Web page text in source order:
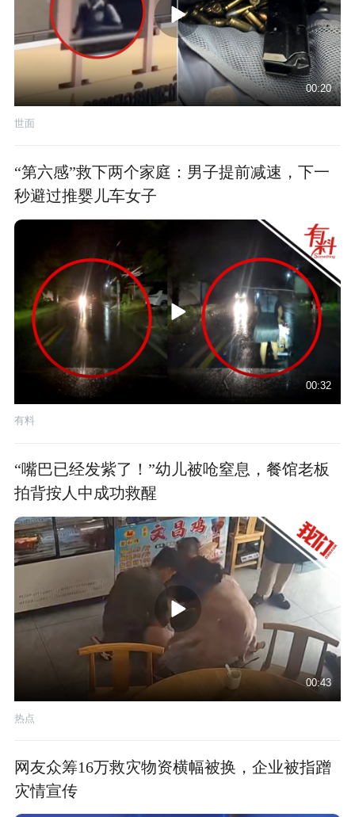
00:20
世面
“第六感”救下两个家庭：男子提前减速，下一
秒避过推婴儿车女子
00:32
有料
“嘴巴已经发紫了！”幼儿被呛窒息，餐馆老板
拍背按人中成功救醒
00:43
热点
网友众筹16万救灾物资横幅被换，企业被指蹭
灾情宣传